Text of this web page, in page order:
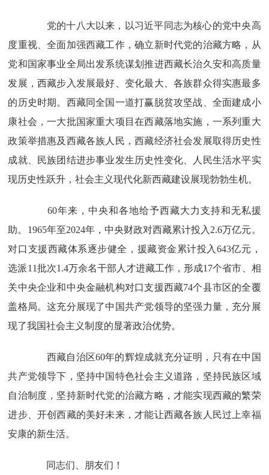
党的十八大以来，以习近平同志为核心的党中央高
度重视、全面加强西藏工作，确立新时代党的治藏方略，从
党和国家事业全局出发系统谋划推进西藏长治久安和高质量
发展，西藏步入发展最好、变化最大、各族群众得实惠最多
的历史时期。西藏同全国一道打赢脱贫攻坚战、全面建成小
康社会，一大批国家重大项目在西藏落地实施，一系列重大
政策举措惠及西藏各族人民，西藏经济社会发展取得历史性
成就、民族团结进步事业发生历史性变化、人民生活水平实
现历史性跃升，社会主义现代化新西藏建设展现勃勃生机。
60年来，中央和各地给予西藏大力支持和无私援
助。1965年至2024年，中央财政对西藏累计投入2.6万亿元。
对口支援西藏体系逐步健全，援藏资金累计投入643亿元，
选派11批次1.4万余名干部人才进藏工作，形成17个省市、相
关中央企业和中央金融机构对口支援西藏74个县市区的全覆
盖格局。这充分展现了中国共产党领导的坚强力量，充分展
现了我国社会主义制度的显著政治优势。
西藏自治区60年的辉煌成就充分证明，只有在中国
共产党领导下，坚持中国特色社会主义道路，坚持民族区域
自治制度，坚持新时代党的治藏方略，才能实现西藏的繁荣
进步、开创西藏的美好未来，才能让西藏各族人民过上幸福
安康的新生活。
同志们、朋友们！